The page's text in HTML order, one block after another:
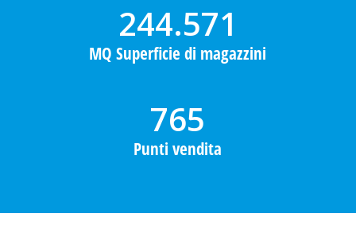
244.571
MQ Superficie di magazzini
765
Punti vendita